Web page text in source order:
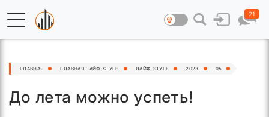
21
ГЛАВНАЯ ГЛАВНАЯ ЛАЙФ–STYLE ЛАЙФ–STYLE 2023 05
До лета можно успеть!